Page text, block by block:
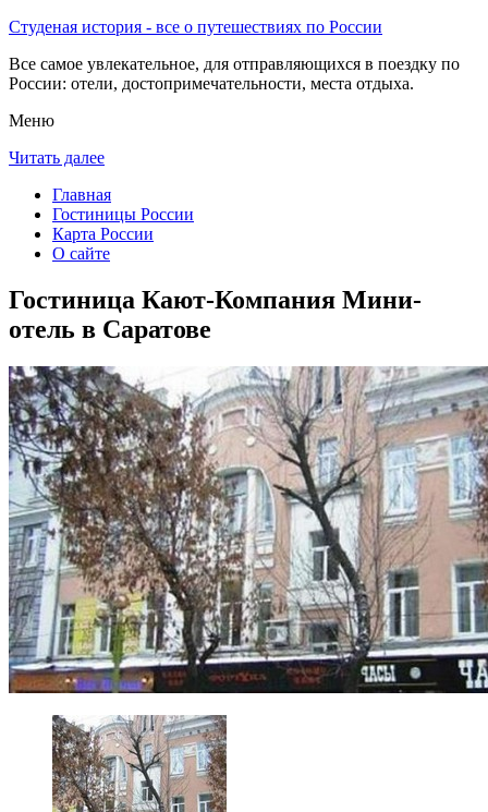
Студеная история - все о путешествиях по России
Все самое увлекательное, для отправляющихся в поездку по
России: отели, достопримечательности, места отдыха.
Меню
Читать далее
Главная
Гостиницы России
Карта России
О сайте
Гостиница Кают-Компания Мини-
отель в Саратове